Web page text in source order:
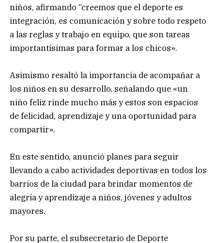
niños, afirmando “creemos que el deporte es
integración, es comunicación y sobre todo respeto
a las reglas y trabajo en equipo, que son tareas
importantísimas para formar a los chicos».
Asimismo resaltó la importancia de acompañar a
los niños en su desarrollo, señalando que «un
niño feliz rinde mucho más y estos son espacios
de felicidad, aprendizaje y una oportunidad para
compartir».
En este sentido, anunció planes para seguir
llevando a cabo actividades deportivas en todos los
barrios de la ciudad para brindar momentos de
alegría y aprendizaje a niños, jóvenes y adultos
mayores.
Por su parte, el subsecretario de Deporte